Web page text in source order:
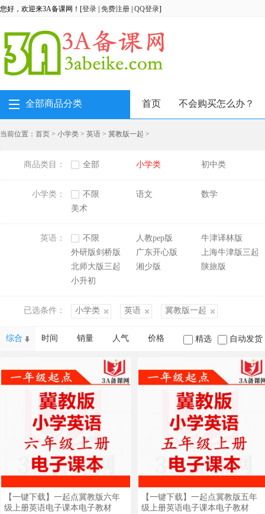
您好，欢迎来3A备课网！[登录 免费注册 QQ登录]
全部商品分类 首页 不会购买怎么办？
当前位置： 首页 > 小学类 > 英语 > 冀教版一起 >
商品类目： 全部 小学类 初中类
小学类： 不限 语文
数学
美术
英语： 不限 人教pep版
牛津译林版
外研版剑桥版
Join in三起点[刘
广东开心版
上海牛津版三起
北师大版三起
湘少版
陕旅版
小升初
已选条件： 小学类 英语 冀教版一起
综合 时间 销量 人气 价格 精选 自动发货
【一键下载】一起点冀教版六年
级上册英语电子课本电子教材
【一键下载】一起点冀教版五年
级上册英语电子课本电子教材